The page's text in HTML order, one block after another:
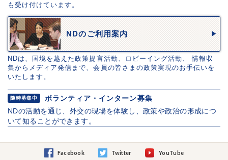
も受け付けています。
NDのご利用案内
NDは、国境を越えた政策提言活動、ロビーイング活動、 情報収
集からメディア発信まで、会員の皆さまの政策実現のお手伝いを
いたします。
随時募集中
ボランティア・インターン募集
NDの活動を通じ、外交の現場を体験し、政策や政治の形成につ
いて知ることができます。
Facebook Twitter YouTube